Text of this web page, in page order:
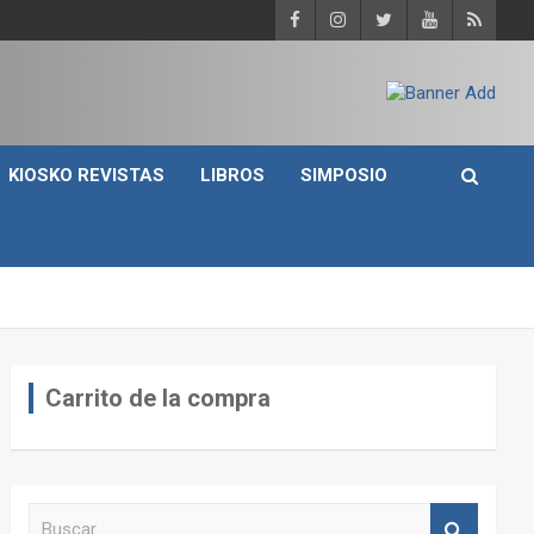
KIOSKO REVISTAS LIBROS SIMPOSIO
Carrito de la compra